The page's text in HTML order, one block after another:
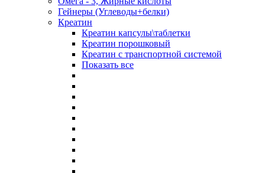
Гейнеры (Углеводы+белки)
Креатин
Креатин капсулы\таблетки
Креатин порошковый
Креатин с транспортной системой
Показать все